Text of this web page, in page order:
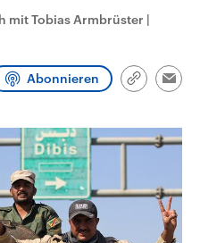
mit Tobias Armbrüster |
Abonnieren
Link